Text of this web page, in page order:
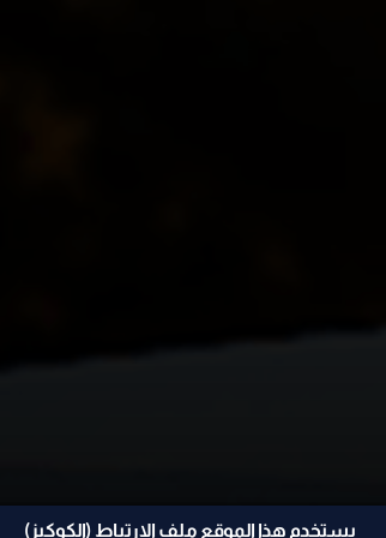
يستخدم هذا الموقع ملف الإرتباط (الكوكيز)